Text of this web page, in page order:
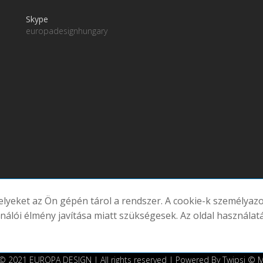
Skype
europadesignhungary
az Ön gépén tárol a rendszer. A cookie-k
élmény javítása miatt szükségesek. Az oldal
2021 EUROPA DESIGN | All rights reserved | Powered By Twipsi ©